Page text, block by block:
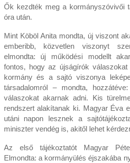
Ők kezdték meg a kormányszóvivői
óra után.
Mint Köböl Anita mondta, új viszont
emberibb, közvetlen viszonyt
elmondta: új működési modellt
fontos, hogy az újságírók
kormány és a sajtó viszonya
társadalomról – mondta,
válaszokat akarnak adni. Kis
rendszert alakítanak ki. Magyar Éva
utáni napon lesznek a
miniszter vendég is, akitől lehet
Az első tájékoztatót Magyar
Elmondta: a kormányülés éjszakába